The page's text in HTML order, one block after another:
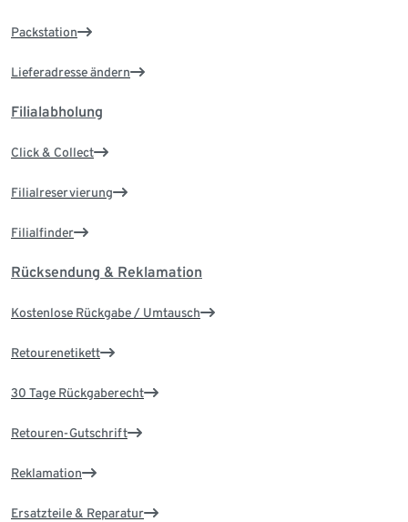
Packstation
Lieferadresse ändern
Filialabholung
Click & Collect
Filialreservierung
Filialfinder
Rücksendung & Reklamation
Kostenlose Rückgabe / Umtausch
Retourenetikett
30 Tage Rückgaberecht
Retouren-Gutschrift
Reklamation
Ersatzteile & Reparatur